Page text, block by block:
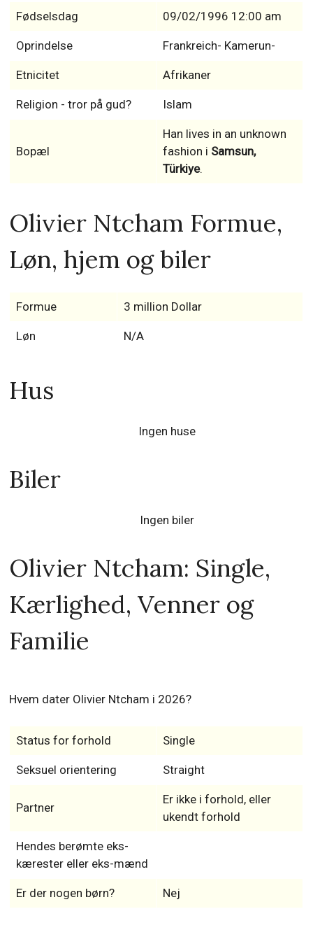
Fødselsdag
09/02/1996 12:00 am
Oprindelse Frankreich- Kamerun-
Etnicitet Afrikaner
Religion - tror på gud? Islam
Bopæl
Han lives in an unknown
fashion i Samsun,
Türkiye.
Olivier Ntcham Formue,
Løn, hjem og biler
Formue 3 million Dollar
Løn N/A
Hus
Ingen huse
Biler
Ingen biler
Olivier Ntcham: Single,
Kærlighed, Venner og
Familie
Hvem dater Olivier Ntcham i 2026?
Status for forhold Single
Seksuel orientering Straight
Partner
Er ikke i forhold, eller
ukendt forhold
Hendes berømte eks-
kærester eller eks-mænd
Er der nogen børn? Nej